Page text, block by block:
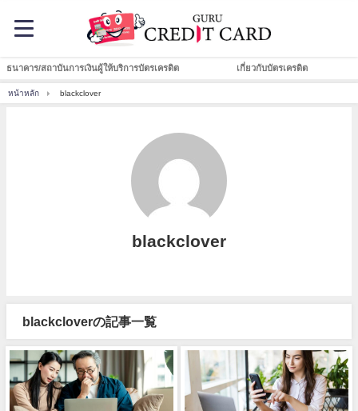
ธนาคาร/สถาบันการเงินผู้ให้บริการบัตรเครดิต เกี่ยวกับบัตรเครดิต
หน้าหลัก blackclover
blackclover
blackcloverの記事一覧